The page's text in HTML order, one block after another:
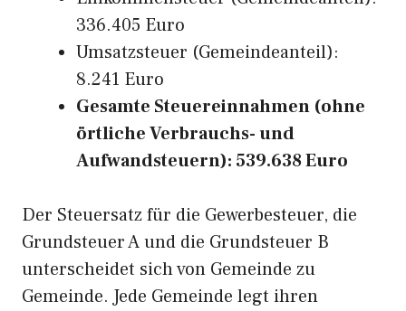
336.405 Euro
Umsatzsteuer (Gemeindeanteil):
8.241 Euro
Gesamte Steuereinnahmen (ohne
örtliche Verbrauchs- und
Aufwandsteuern): 539.638 Euro
Der Steuersatz für die Gewerbesteuer, die
Grundsteuer A und die Grundsteuer B
unterscheidet sich von Gemeinde zu
Gemeinde. Jede Gemeinde legt ihren